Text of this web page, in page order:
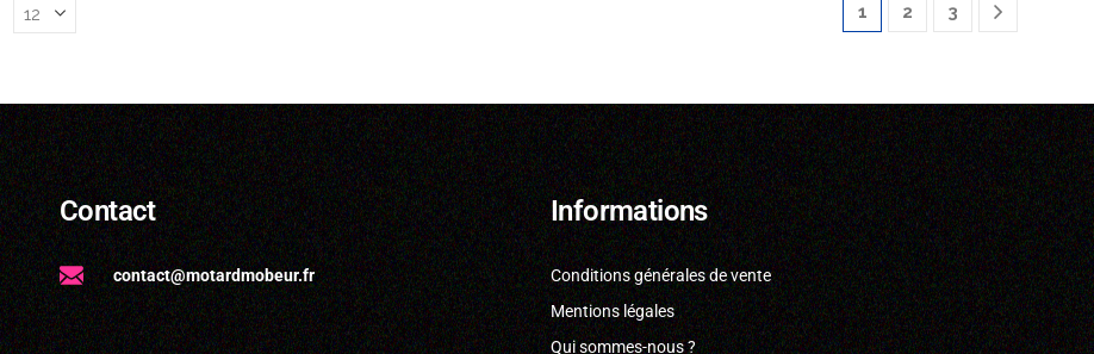
1 2 3
Contact
contact@motardmobeur.fr
Informations
Conditions générales de vente
Mentions légales
Qui sommes-nous ?